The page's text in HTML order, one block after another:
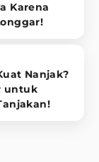
Karena
Nanjak?
untuk